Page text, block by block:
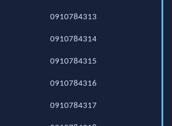
0910784313
0910784314
0910784315
0910784316
0910784317